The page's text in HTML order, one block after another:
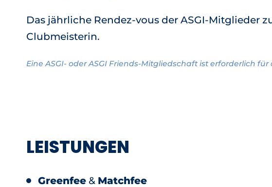
Das jährliche Rendez-vous der ASGI-Mitglieder
Clubmeisterin.
Eine ASGI- oder ASGI Friends-Mitgliedschaft ist erforderlich für
LEISTUNGEN
Greenfee& Matchfee